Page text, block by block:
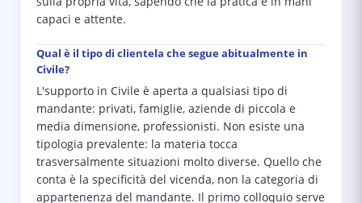
capaci e attente.
Qual è il tipo di clientela che segue abitualmente in
Civile?
L'supporto in Civile è aperta a qualsiasi tipo di
mandante: privati, famiglie, aziende di piccola e
media dimensione, professionisti. Non esiste una
tipologia prevalente: la materia tocca
trasversalmente situazioni molto diverse. Quello che
conta è la specificità del vicenda, non la categoria di
appartenenza del mandante. Il primo colloquio serve